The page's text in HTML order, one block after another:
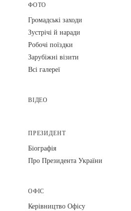
ФОТО
Громадські заходи
Зустрічі й наради
Робочі поїздки
Зарубіжні візити
Всі галереї
ВІДЕО
ПРЕЗИДЕНТ
Біографія
Про Президента України
ОФІС
Керівництво Офісу